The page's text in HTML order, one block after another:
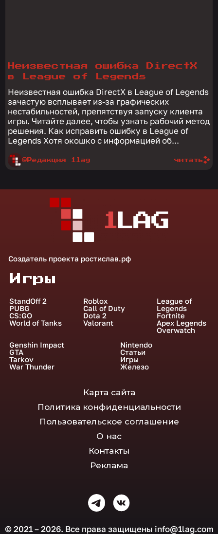
Неизвестная ошибка DirectX
в League of Legends
Неизвестная ошибка DirectX в League of Legends
зачастую всплывает из-за графических
нестабильностей, препятствуя запуску клиента
игры. Читайте далее, чтобы узнать рабочий метод
решения. Как исправить ошибку в League of
Legends Хотя окошко с информацией об...
@Редакция 1lag читать
Создатель проекта ростислав.рф
Игры
StandOff 2
PUBG
CS:GO
World of Tanks
Roblox
Call of Duty
Dota 2
Valorant
League of
Legends
Fortnite
Apex Legends
Overwatch
Genshin Impact
GTA
Tarkov
War Thunder
Nintendo
Статьи
Игры
Железо
Карта сайта
Политика конфиденциальности
Пользовательское соглашение
О нас
Контакты
Реклама
© 2021 – 2026. Все права защищены info@1lag.com